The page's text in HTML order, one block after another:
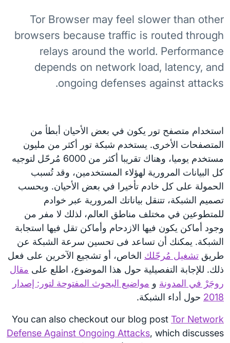
Tor Browser may feel slower than other
browsers because traffic is routed through
relays around the world. Performance
depends on network load, latency, and
ongoing defenses against attacks.
استخدام متصفح تور يكون في بعض الأحيان أبطأ من
المتصفحات الأخرى. يستخدم شبكة تور أكثر من مليون
مستخدم يوميا، وهناك تقريبا أكثر من 6000 مُرحّل لتوجيه
كل البيانات المرورية لهؤلاء المستخدمين، وقد تُسبب
الحمولة على كل خادم تأخيرا في بعض الأحيان. وبحسب
تصميم الشبكة، تتنقل بياناتك المرورية عبر خوادم
للمتطوعين في مختلف مناطق العالم، لذلك لا مفر من
وجود أماكن يكون فيها الازدحام وأماكن تقل فيها استجابة
الشبكة. يمكنك أن تساعد فى تحسين سرعة الشبكة عن
طريق تشغيل مُرحّلك الخاص، أو تشجيع الآخرين على فعل
ذلك. للإجابة التفصيلية حول هذا الموضوع، اطلع على مقال
روجَرْ في المدونة و مواضيع البحوث المفتوحة لتور: إصدار
2018 حول أداء الشبكة.
You can also checkout our blog post Tor Network
Defense Against Ongoing Attacks, which discusses